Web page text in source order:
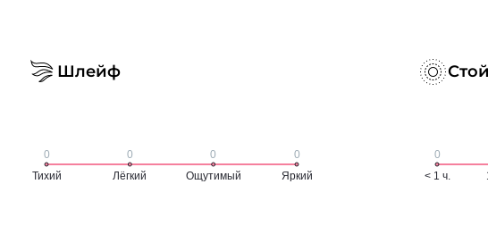
Шлейф